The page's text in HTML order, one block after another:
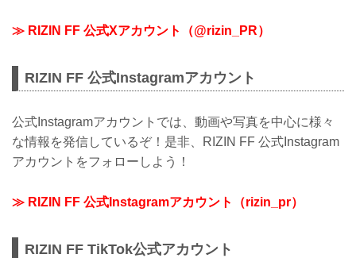
≫ RIZIN FF 公式Xアカウント（@rizin_PR）
RIZIN FF 公式Instagramアカウント
公式Instagramアカウントでは、動画や写真を中心に様々
な情報を発信しているぞ！是非、RIZIN FF 公式Instagram
アカウントをフォローしよう！
≫ RIZIN FF 公式Instagramアカウント（rizin_pr）
RIZIN FF TikTok公式アカウント